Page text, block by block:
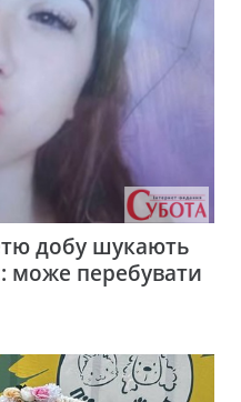
добу шукають
може перебувати